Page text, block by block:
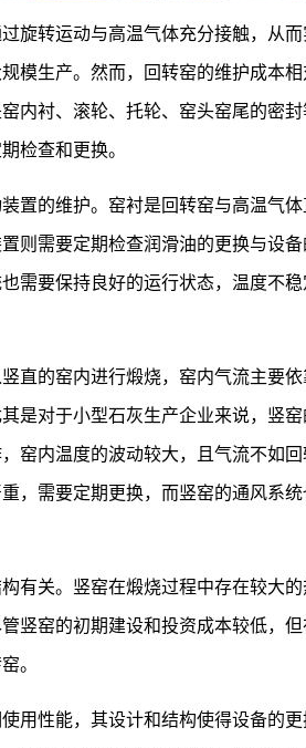
旋转运动与高温气体充分接触，从
模生产。然而，回转窑的维护成本
内衬、滚轮、托轮、窑头窑尾的密
检查和更换。
置的维护。窑衬是回转窑与高温气
则需要定期检查润滑油的更换与设
需要保持良好的运行状态，温度不
直的窑内进行煅烧，窑内气流主要
是对于小型石灰生产企业来说，竖窑
窑内温度的波动较大，且气流不如
，需要定期更换，而竖窑的通风系
有关。竖窑在煅烧过程中存在较大
竖窑的初期建设和投资成本较低，
。
用性能，其设计和结构使得设备的